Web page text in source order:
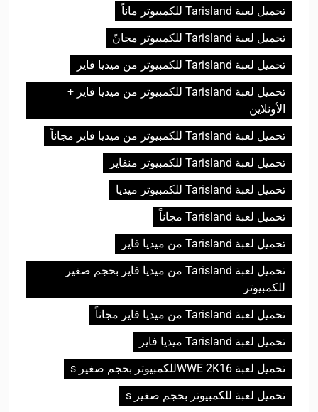
تحميل لعبة Tarisland للكمبيوتر ماناً
تحميل لعبة Tarisland للكمبيوتر مجانً
تحميل لعبة Tarisland للكمبيوتر من ميديا فاير
تحميل لعبة Tarisland للكمبيوتر من ميديا فاير +
الأونلاين
تحميل لعبة Tarisland للكمبيوتر من ميديا فاير مجاناً
تحميل لعبة Tarisland للكمبيوتر منفاير
تحميل لعبة Tarisland للكمبيوتر ميديا
تحميل لعبة Tarisland مجاناً
تحميل لعبة Tarisland من ميديا فاير
تحميل لعبة Tarisland من ميديا فاير بحجم صغير
للكمبيوتر
تحميل لعبة Tarisland من ميديا فاير مجاناً
تحميل لعبة Tarisland ميديا فاير
تحميل لعبة WWE 2K16للكمبيوتر بحجم صغير s
تحميل لعبة للكمبيوتر بحجم صغير s